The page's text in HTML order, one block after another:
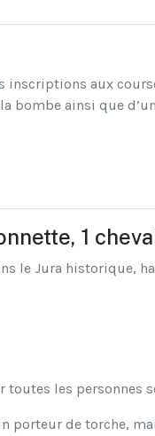
aux
bombe ainsi que
1
le Jura historique,
les personnes
porteur de torche,